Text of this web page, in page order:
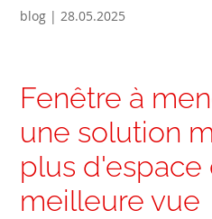
blog | 28.05.2025
Fenêtre à
une solution
plus d'espace
meilleure vue